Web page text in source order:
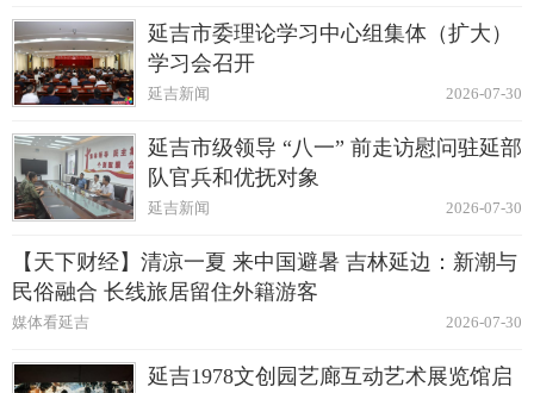
延吉市委理论学习中心组集体（扩大）
学习会召开
2026-07-30
延吉新闻
延吉市级领导 “八一” 前走访慰问驻延部
队官兵和优抚对象
2026-07-30
延吉新闻
【天下财经】清凉一夏 来中国避暑 吉林延边：新潮与
民俗融合 长线旅居留住外籍游客
2026-07-30
媒体看延吉
延吉1978文创园艺廊互动艺术展览馆启